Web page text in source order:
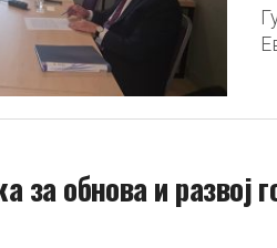
за обнова и